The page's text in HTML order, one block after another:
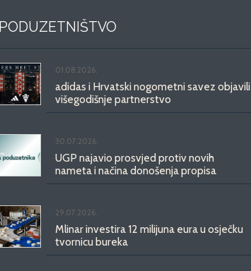
PODUZETNIŠTVO
01.08.2026.
adidas i Hrvatski nogometni savez objavili
višegodišnje partnerstvo
30.07.2026.
UGP najavio prosvjed protiv novih
nameta i načina donošenja propisa
29.07.2026.
Mlinar investira 12 milijuna eura u osječku
tvornicu bureka